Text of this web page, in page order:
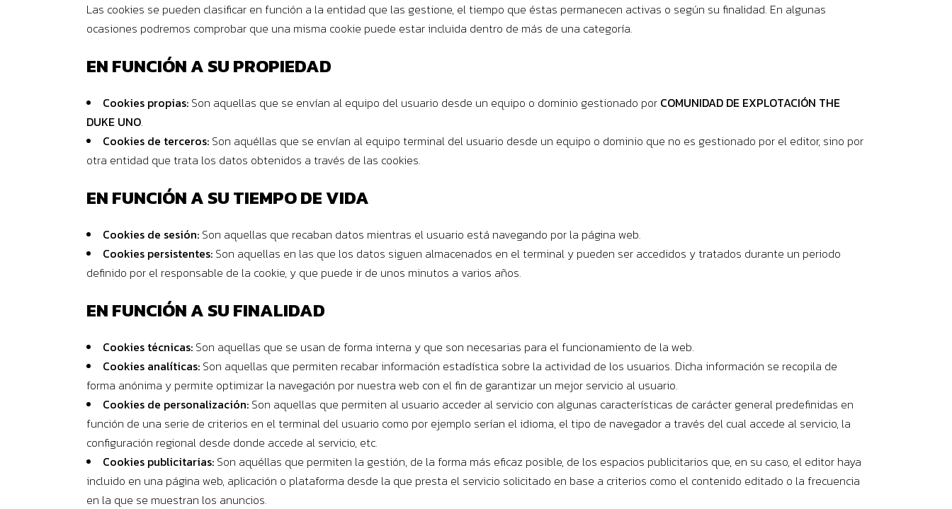
Las cookies se pueden clasificar en función a la entidad que las gestione, el tiempo que éstas permanecen activas o según su finalidad. En algunas
ocasiones podremos comprobar que una misma cookie puede estar incluida dentro de más de una categoría.
EN FUNCIÓN A SU PROPIEDAD
Cookies propias: Son aquellas que se envían al equipo del usuario desde un equipo o dominio gestionado por COMUNIDAD DE EXPLOTACIÓN THE
DUKE UNO.
Cookies de terceros: Son aquéllas que se envían al equipo terminal del usuario desde un equipo o dominio que no es gestionado por el editor, sino por
otra entidad que trata los datos obtenidos a través de las cookies.
EN FUNCIÓN A SU TIEMPO DE VIDA
Cookies de sesión: Son aquellas que recaban datos mientras el usuario está navegando por la página web.
Cookies persistentes: Son aquellas en las que los datos siguen almacenados en el terminal y pueden ser accedidos y tratados durante un periodo
definido por el responsable de la cookie, y que puede ir de unos minutos a varios años.
EN FUNCIÓN A SU FINALIDAD
Cookies técnicas: Son aquellas que se usan de forma interna y que son necesarias para el funcionamiento de la web.
Cookies analíticas: Son aquellas que permiten recabar información estadística sobre la actividad de los usuarios. Dicha información se recopila de
forma anónima y permite optimizar la navegación por nuestra web con el fin de garantizar un mejor servicio al usuario.
Cookies de personalización: Son aquellas que permiten al usuario acceder al servicio con algunas características de carácter general predefinidas en
función de una serie de criterios en el terminal del usuario como por ejemplo serían el idioma, el tipo de navegador a través del cual accede al servicio, la
configuración regional desde donde accede al servicio, etc.
Cookies publicitarias: Son aquéllas que permiten la gestión, de la forma más eficaz posible, de los espacios publicitarios que, en su caso, el editor haya
incluido en una página web, aplicación o plataforma desde la que presta el servicio solicitado en base a criterios como el contenido editado o la frecuencia
en la que se muestran los anuncios.